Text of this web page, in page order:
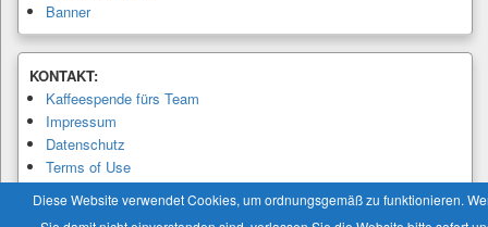
Banner
KONTAKT:
Kaffeespende fürs Team
Impressum
Datenschutz
Terms of Use
Privacy Policy
Diese Website verwendet Cookies, um ordnungsgemäß zu funktionieren.